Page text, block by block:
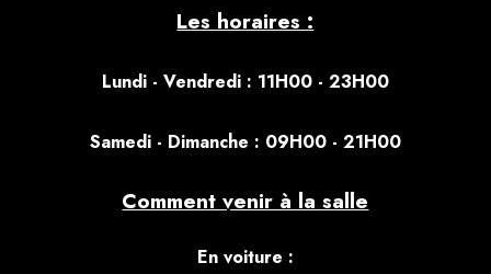
Les horaires :
Lundi - Vendredi : 11H00 - 23H00
Samedi - Dimanche : 09H00 - 21H00
Comment venir à la salle
En voiture :